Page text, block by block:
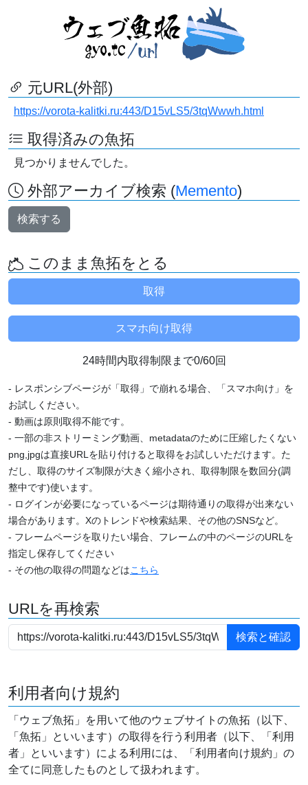
元URL(外部)
https://vorota-kalitki.ru:443/D15vLS5/3tqWwwh.html
取得済みの魚拓
見つかりませんでした。
外部アーカイブ検索 (Memento)
検索する
このまま魚拓をとる
24時間内取得制限まで0/60回
- レスポンシブページが「取得」で崩れる場合、「スマホ向け」を
お試しください。
- 動画は原則取得不能です。
- 一部の非ストリーミング動画、metadataのために圧縮したくない
png,jpgは直接URLを貼り付けると取得をお試しいただけます。た
だし、取得のサイズ制限が大きく縮小され、取得制限を数回分(調
整中です)使います。
- ログインが必要になっているページは期待通りの取得が出来ない
場合があります。Xのトレンドや検索結果、その他のSNSなど。
- フレームページを取りたい場合、フレームの中のページのURLを
指定し保存してください
- その他の取得の問題などはこちら
URLを再検索
利用者向け規約
「ウェブ魚拓」を用いて他のウェブサイトの魚拓（以下、
「魚拓」といいます）の取得を行う利用者（以下、「利用
者」といいます）による利用には、「利用者向け規約」の
全てに同意したものとして扱われます。